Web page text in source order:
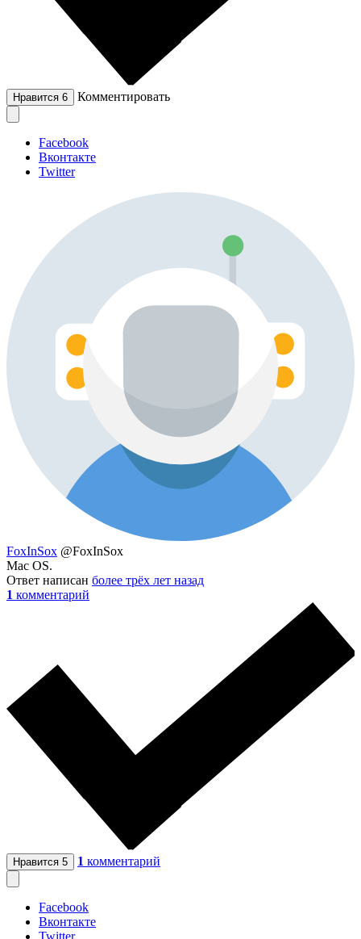
Нравится 6 Комментировать
Facebook
Вконтакте
Twitter
FoxInSox @FoxInSox
Mac OS.
Ответ написан более трёх лет назад
1 комментарий
Нравится 5 1 комментарий
Facebook
Вконтакте
Twitter